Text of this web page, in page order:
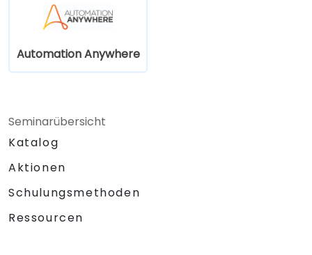
Automation Anywhere
Seminarübersicht
Katalog
Aktionen
Schulungsmethoden
Ressourcen